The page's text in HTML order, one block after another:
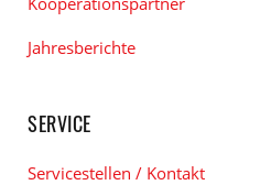
Jahresberichte
SERVICE
Servicestellen / Kontakt